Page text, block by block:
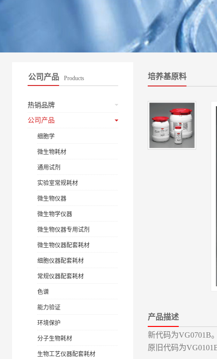
公司产品 Products
热销品牌
公司产品
细胞学
微生物耗材
通用试剂
实验室常规耗材
微生物仪器
微生物学仪器
微生物仪器专用试剂
微生物仪器配套耗材
细胞仪器配套耗材
常规仪器配套耗材
色谱
能力验证
环境保护
分子生物耗材
生物工艺仪器配套耗材
培养基原料
产品描述
新代码为VG0701B
原旧代码为